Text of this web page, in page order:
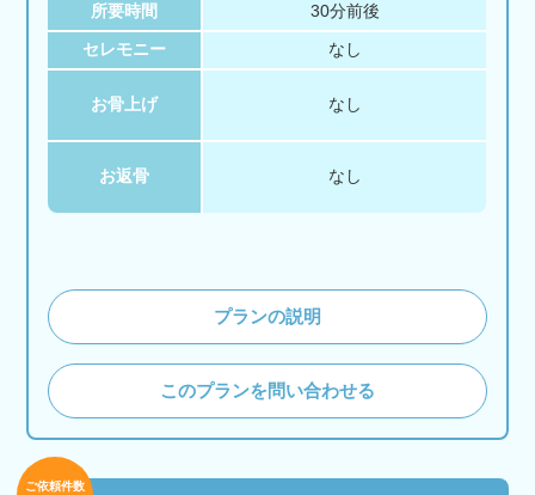
所要時間 30分前後
セレモニー なし
お骨上げ なし
お返骨 なし
プランの説明
このプランを問い合わせる
ご依頼件数